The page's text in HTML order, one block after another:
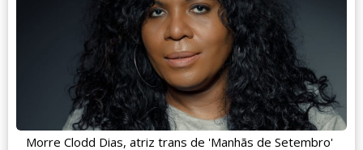
Morre Clodd Dias, atriz trans de 'Manhãs de Setembro'